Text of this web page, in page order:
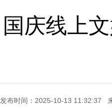
国庆线上
发布时间：2025-10-13 11:32:37